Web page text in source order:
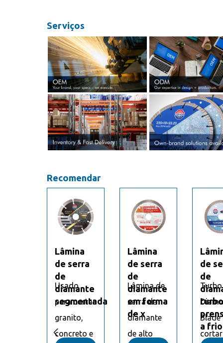
Serviços
Recomendar
Lâmina
de serra
de
diamante
segmentada
Usado
para cortar
granito,
concreto e
Lâmina
de serra
de
diamante
em forma
de x
Lâmina de
serra de
diamante
de alto
de
de
turbo
a
Turbo
Blade
cortar
